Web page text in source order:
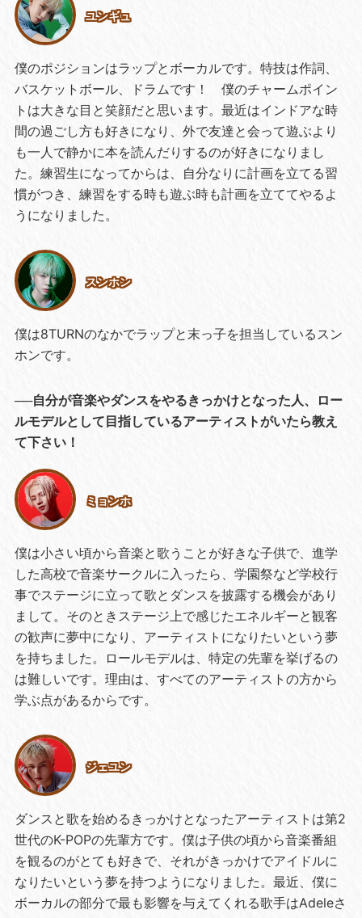
ユンギュ
僕のポジションはラップとボーカルです。特技は作詞、
バスケットボール、ドラムです！ 僕のチャームポイン
トは大きな目と笑顔だと思います。最近はインドアな時
間の過ごし方も好きになり、外で友達と会って遊ぶより
も一人で静かに本を読んだりするのが好きになりまし
た。練習生になってからは、自分なりに計画を立てる習
慣がつき、練習をする時も遊ぶ時も計画を立ててやるよ
うになりました。
スンホン
僕は8TURNのなかでラップと末っ子を担当しているスン
ホンです。
──自分が音楽やダンスをやるきっかけとなった人、ロー
ルモデルとして目指しているアーティストがいたら教え
て下さい！
ミョンホ
僕は小さい頃から音楽と歌うことが好きな子供で、進学
した高校で音楽サークルに入ったら、学園祭など学校行
事でステージに立って歌とダンスを披露する機会があり
まして。そのときステージ上で感じたエネルギーと観客
の歓声に夢中になり、アーティストになりたいという夢
を持ちました。ロールモデルは、特定の先輩を挙げるの
は難しいです。理由は、すべてのアーティストの方から
学ぶ点があるからです。
ジェユン
ダンスと歌を始めるきっかけとなったアーティストは第2
世代のK-POPの先輩方です。僕は子供の頃から音楽番組
を観るのがとても好きで、それがきっかけでアイドルに
なりたいという夢を持つようになりました。最近、僕に
ボーカルの部分で最も影響を与えてくれる歌手はAdeleさ